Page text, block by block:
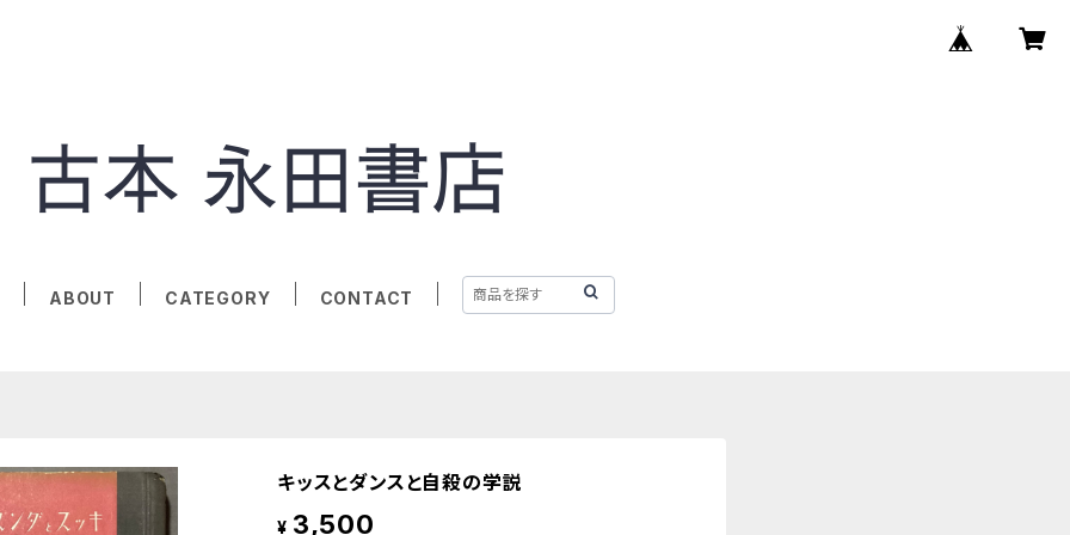
ABOUT CATEGORY CONTACT
キッスとダンスと自殺の学説
¥ 3,500